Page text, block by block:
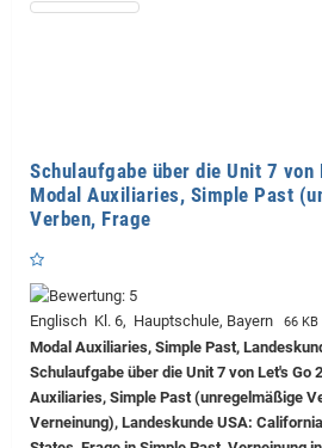
Schulaufgabe über die Unit 7 von
Modal Auxiliaries, Simple Past
Verben, Frage
Englisch Kl. 6, Hauptschule, Bayern 66 KB
Modal Auxiliaries, Simple Past,
Schulaufgabe über die Unit 7 von Let's Go
Auxiliaries, Simple Past (unregelmäßige
Verneinung), Landeskunde USA: